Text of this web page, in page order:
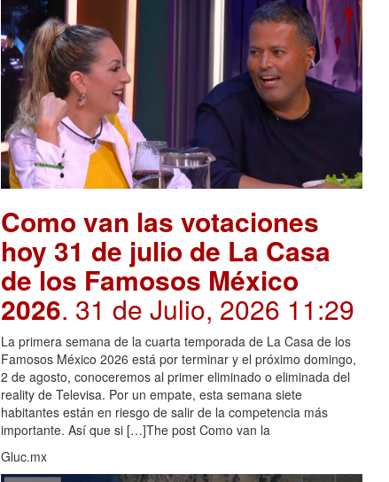
Como van las votaciones
hoy 31 de julio de La Casa
de los Famosos México
2026. 31 de Julio, 2026 11:29
La primera semana de la cuarta temporada de La Casa de los
Famosos México 2026 está por terminar y el próximo domingo,
2 de agosto, conoceremos al primer eliminado o eliminada del
reality de Televisa. Por un empate, esta semana siete
habitantes están en riesgo de salir de la competencia más
importante. Así que si […]The post Como van la
Gluc.mx